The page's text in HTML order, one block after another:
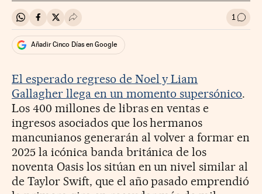
Compartir en Whatsapp
Compartir en Facebook
Compartir en Twitter
Desplegar Redes Sociales 1 Ir a
Añadir Cinco Días en Google
El esperado regreso de Noel y Liam
Gallagher llega en un momento supersónico.
Los 400 millones de libras en ventas e
ingresos asociados que los hermanos
mancunianos generarán al volver a formar en
2025 la icónica banda británica de los
noventa Oasis los sitúan en un nivel similar al
de Taylor Swift, que el año pasado emprendió